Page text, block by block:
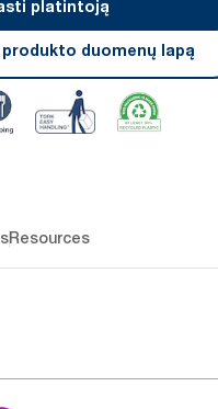
platintoją
duomenų lapą
Resources